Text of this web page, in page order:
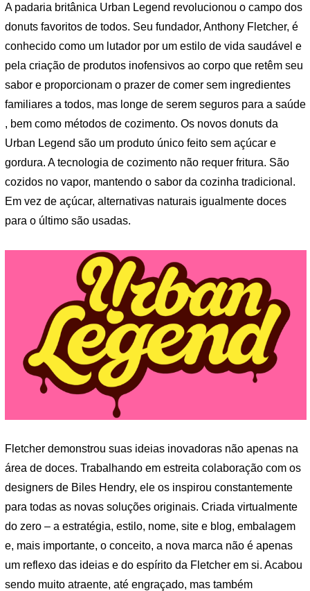
A padaria britânica Urban Legend revolucionou o campo dos
donuts favoritos de todos. Seu fundador, Anthony Fletcher, é
conhecido como um lutador por um estilo de vida saudável e
pela criação de produtos inofensivos ao corpo que retêm seu
sabor e proporcionam o prazer de comer sem ingredientes
familiares a todos, mas longe de serem seguros para a saúde
, bem como métodos de cozimento. Os novos donuts da
Urban Legend são um produto único feito sem açúcar e
gordura. A tecnologia de cozimento não requer fritura. São
cozidos no vapor, mantendo o sabor da cozinha tradicional.
Em vez de açúcar, alternativas naturais igualmente doces
para o último são usadas.
Fletcher demonstrou suas ideias inovadoras não apenas na
área de doces. Trabalhando em estreita colaboração com os
designers de Biles Hendry, ele os inspirou constantemente
para todas as novas soluções originais. Criada virtualmente
do zero – a estratégia, estilo, nome, site e blog, embalagem
e, mais importante, o conceito, a nova marca não é apenas
um reflexo das ideias e do espírito da Fletcher em si. Acabou
sendo muito atraente, até engraçado, mas também